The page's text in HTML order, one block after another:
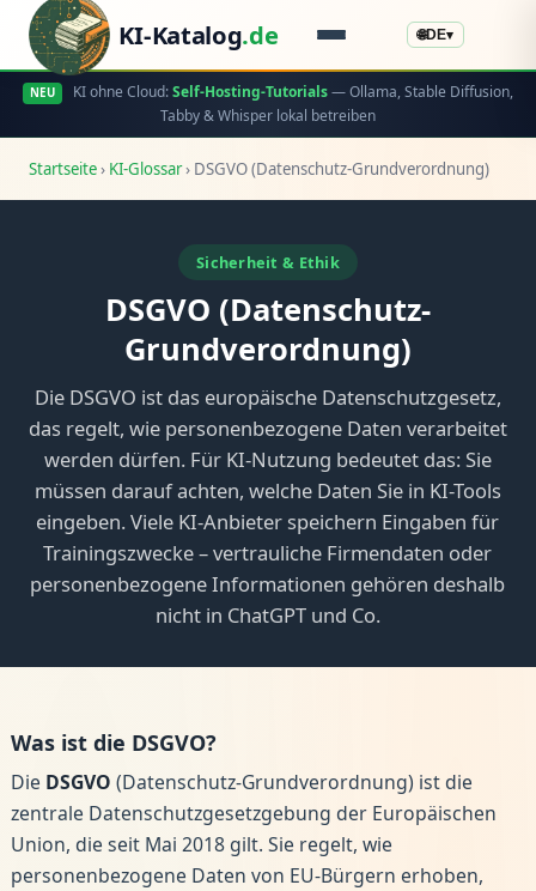
KI-Katalog.de 🌐DE▾
NEU KI ohne Cloud:Self-Hosting-Tutorials— Ollama, Stable Diffusion,
Tabby & Whisper lokal betreiben
Startseite› KI-Glossar› DSGVO (Datenschutz-Grundverordnung)
Sicherheit & Ethik
DSGVO (Datenschutz-
Grundverordnung)
Die DSGVO ist das europäische Datenschutzgesetz,
das regelt, wie personenbezogene Daten verarbeitet
werden dürfen. Für KI-Nutzung bedeutet das: Sie
müssen darauf achten, welche Daten Sie in KI-Tools
eingeben. Viele KI-Anbieter speichern Eingaben für
Trainingszwecke – vertrauliche Firmendaten oder
personenbezogene Informationen gehören deshalb
nicht in ChatGPT und Co.
Was ist die DSGVO?
Die DSGVO (Datenschutz-Grundverordnung) ist die
zentrale Datenschutzgesetzgebung der Europäischen
Union, die seit Mai 2018 gilt. Sie regelt, wie
personenbezogene Daten von EU-Bürgern erhoben,